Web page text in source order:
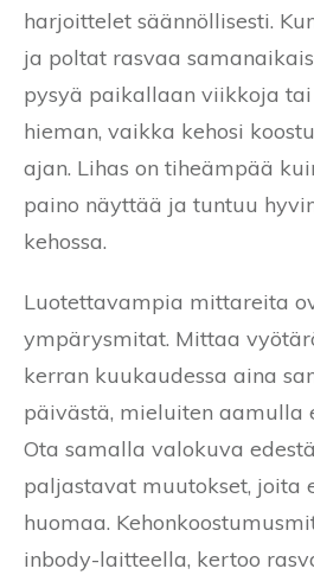
harjoittelet säännöllisesti.
ja poltat rasvaa
pysyä paikallaan viikkoja tai
hieman, vaikka kehosi
ajan. Lihas on tiheämpää
paino näyttää ja tuntuu
kehossa.
Luotettavampia mittareita
ympärysmitat. Mittaa
kerran kuukaudessa aina
päivästä, mieluiten aamulla
Ota samalla valokuva
paljastavat muutokset, joita
huomaa.
inbody-laitteella, kertoo